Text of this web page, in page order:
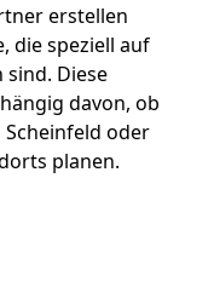
erstellen
die speziell auf
Diese
davon, ob
oder
planen.